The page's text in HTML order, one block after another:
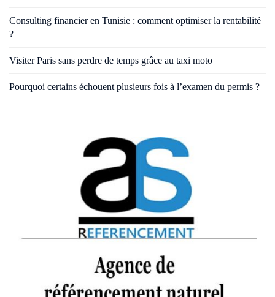
Consulting financier en Tunisie : comment optimiser la rentabilité
?
Visiter Paris sans perdre de temps grâce au taxi moto
Pourquoi certains échouent plusieurs fois à l’examen du permis ?